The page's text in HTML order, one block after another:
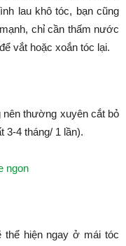
lau khô tóc, bạn cũng
chỉ cần thấm nước
vắt hoặc xoắn tóc lại.
nên thường xuyên cắt bỏ
3-4 tháng/ 1 lần).
thể hiện ngay ở mái tóc